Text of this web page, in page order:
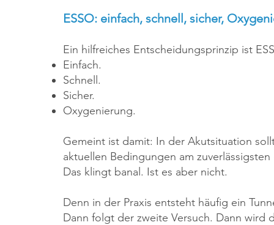
ESSO: einfach, schnell, sicher,
Ein hilfreiches Entscheidungsprinzip ist
Einfach.
Schnell.
Sicher.
Oxygenierung.
Gemeint ist damit: In der Akutsituation
aktuellen Bedingungen am
Das klingt banal. Ist es aber nicht.
Denn in der Praxis entsteht häufig ein
Dann folgt der zweite Versuch. Dann wird